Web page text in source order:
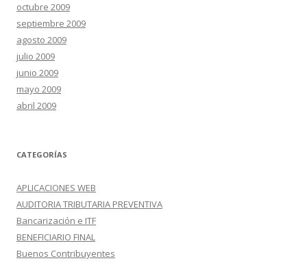
octubre 2009
septiembre 2009
agosto 2009
julio 2009
junio 2009
mayo 2009
abril 2009
CATEGORÍAS
APLICACIONES WEB
AUDITORIA TRIBUTARIA PREVENTIVA
Bancarización e ITF
BENEFICIARIO FINAL
Buenos Contribuyentes